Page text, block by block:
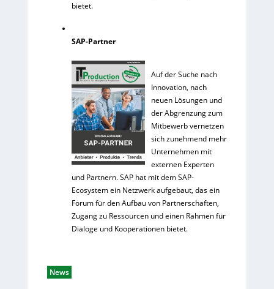
bietet.
SAP-Partner
Auf der Suche nach
Innovation, nach
neuen Lösungen und
der Abgrenzung zum
Mitbewerb vernetzen
sich zunehmend mehr
Unternehmen mit
externen Experten
und Partnern. SAP hat mit dem SAP-
Ecosystem ein Netzwerk aufgebaut, das ein
Forum für den Aufbau von Partnerschaften,
Zugang zu Ressourcen und einen Rahmen für
Dialoge und Kooperationen bietet.
News